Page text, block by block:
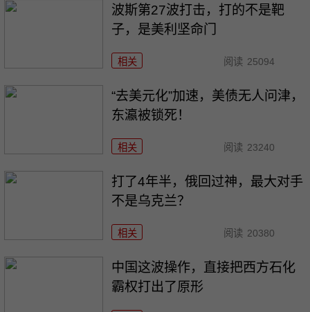
波斯第27波打击，打的不是靶
子，是美利坚命门
相关 阅读 25094
“去美元化”加速，美债无人问津，
东瀛被锁死！
相关 阅读 23240
打了4年半，俄回过神，最大对手
不是乌克兰？
相关 阅读 20380
中国这波操作，直接把西方石化
霸权打出了原形